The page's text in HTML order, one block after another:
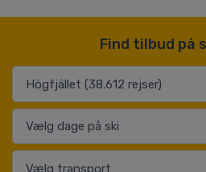
Find tilbud på